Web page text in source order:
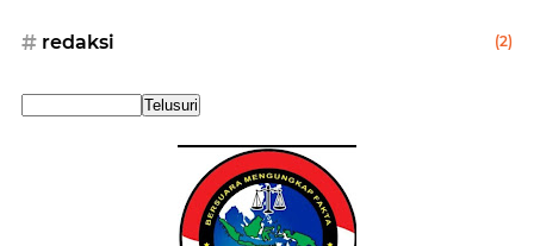
redaksi (2)